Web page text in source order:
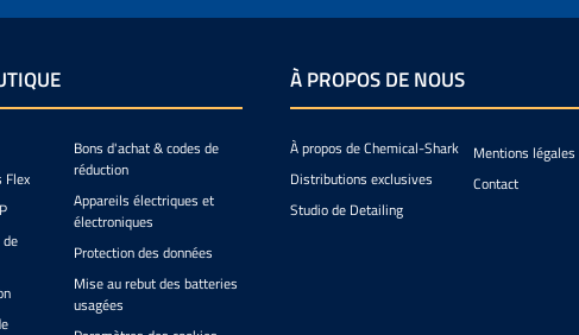
Flex
Bons d'achat & codes de
réduction
Appareils électriques et
électroniques
Protection des données
Mise au rebut des batteries
usagées
À PROPOS DE NOUS
À propos de Chemical-Shark
Distributions exclusives
Studio de Detailing
Mentions légales
Contact